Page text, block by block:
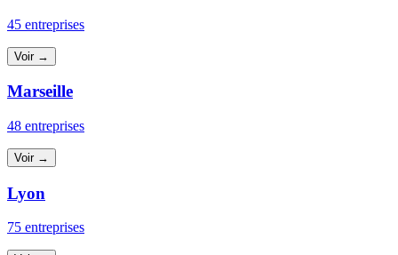
45 entreprises
Voir →
Marseille
48 entreprises
Voir →
Lyon
75 entreprises